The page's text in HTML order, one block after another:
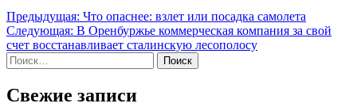
Навигация
по
записям
Предыдущая: Что опаснее: взлет или посадка самолета
Следующая: В Оренбуржье коммерческая компания за свой
счет восстанавливает сталинскую лесополосу
Найти:
Свежие записи